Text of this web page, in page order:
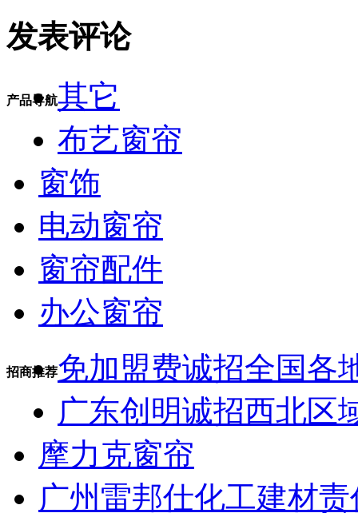
发表评论
产品导航其它
布艺窗帘
窗饰
电动窗帘
窗帘配件
办公窗帘
招商推荐免加盟费诚招全国各
广东创明诚招西北区
摩力克窗帘
广州雷邦仕化工建材